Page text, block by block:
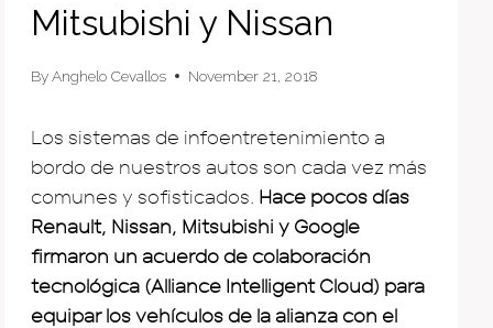
Mitsubishi y Nissan
ByAnghelo Cevallos November 21, 2018
Los sistemas de infoentretenimiento a
bordo de nuestros autos son cada vez más
comunes y sofisticados. Hace pocos días
Renault, Nissan, Mitsubishi y Google
firmaron un acuerdo de colaboración
tecnológica (Alliance Intelligent Cloud) para
equipar los vehículos de la alianza con el